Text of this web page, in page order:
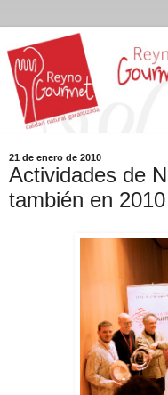
21 de enero de 2010
Actividades de
también en 2010